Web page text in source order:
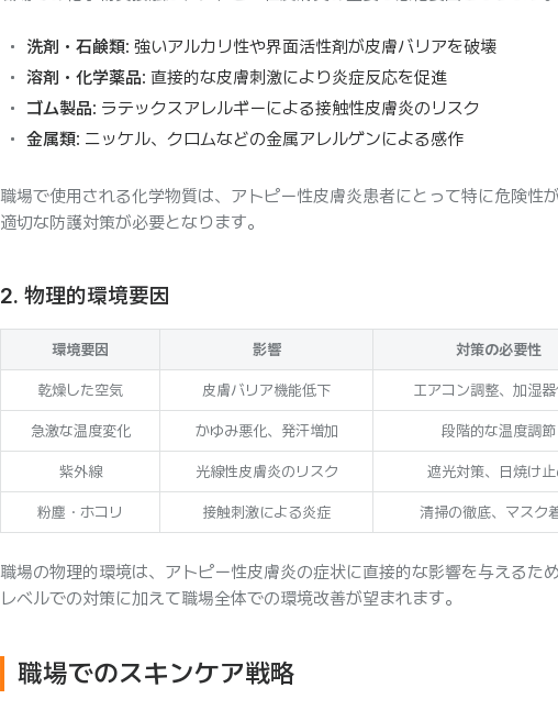
洗剤・石鹸類: 強いアルカリ性や界面活性剤が皮膚バリアを破壊
溶剤・化学薬品: 直接的な皮膚刺激により炎症反応を促進
ゴム製品: ラテックスアレルギーによる接触性皮膚炎のリスク
金属類: ニッケル、クロムなどの金属アレルゲンによる感作
職場で使用される化学物質は、アトピー性皮膚炎患者にとって特に危険性
適切な防護対策が必要となります。
2. 物理的環境要因
環境要因 影響 対策の必要性
乾燥した空気 皮膚バリア機能低下 エアコン調整、加湿
急激な温度変化 かゆみ悪化、発汗増加 段階的な温度調節
紫外線 光線性皮膚炎のリスク 遮光対策、日焼け
粉塵・ホコリ 接触刺激による炎症 清掃の徹底、マスク
職場の物理的環境は、アトピー性皮膚炎の症状に直接的な影響を与えるた
レベルでの対策に加えて職場全体での環境改善が望まれます。
職場でのスキンケア戦略